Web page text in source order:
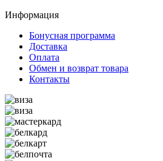
Информация
Бонусная программа
Доставка
Оплата
Обмен и возврат товара
Контакты